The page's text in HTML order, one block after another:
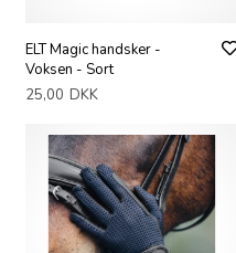
ELT Magic handsker -
Voksen - Sort
25,00 DKK